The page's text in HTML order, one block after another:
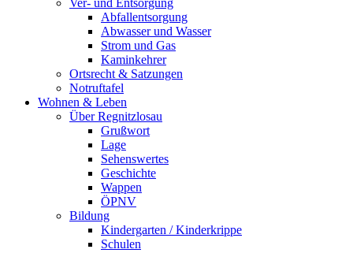
Ver- und Entsorgung
Abfallentsorgung
Abwasser und Wasser
Strom und Gas
Kaminkehrer
Ortsrecht & Satzungen
Notruftafel
Wohnen & Leben
Über Regnitzlosau
Grußwort
Lage
Sehenswertes
Geschichte
Wappen
ÖPNV
Bildung
Kindergarten / Kinderkrippe
Schulen